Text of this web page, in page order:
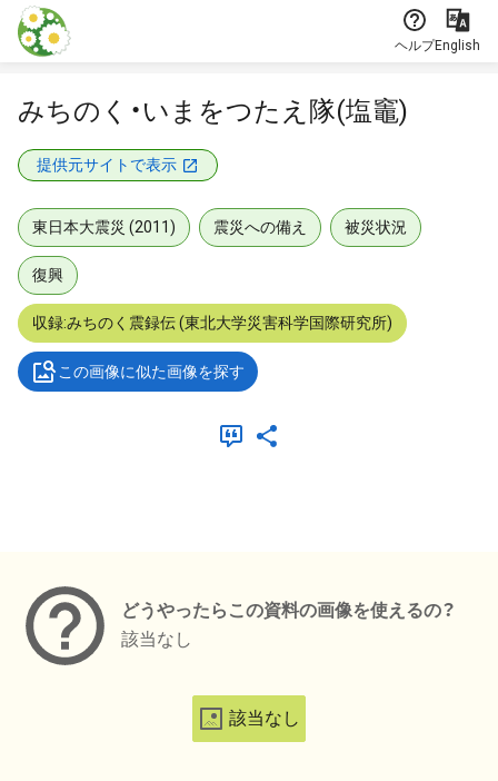
本文に飛ぶ
ヘルプEnglish
みちのく・いまをつたえ隊(塩竈)
提供元サイトで表示
東日本大震災 (2011) 震災への備え 被災状況
復興
収録:みちのく震録伝 (東北大学災害科学国際研究所)
この画像に似た画像を探す
どうやったらこの資料の画像を使えるの？
該当なし
該当なし